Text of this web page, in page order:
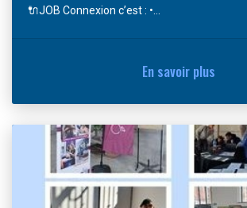
🔌JOB Connexion c’est : •...
En savoir plus